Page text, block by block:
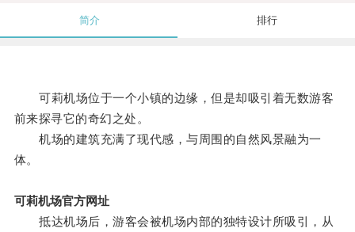
简介 排行
可莉机场位于一个小镇的边缘，但是却吸引着无数游客
前来探寻它的奇幻之处。
机场的建筑充满了现代感，与周围的自然风景融为一
体。
可莉机场官方网址
抵达机场后，游客会被机场内部的独特设计所吸引，从